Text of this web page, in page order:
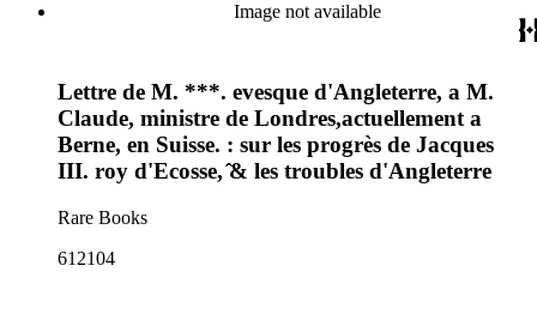
Image not available
Lettre de M. ***. evesque d'Angleterre, a M.
Claude, ministre de Londres,actuellement a
Berne, en Suisse. : sur les progrès de Jacques
III. roy d'Ecosse, ̂& les troubles d'Angleterre
Rare Books
612104